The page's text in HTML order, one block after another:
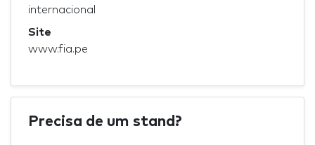
internacional
Site
www.fia.pe
Precisa de um stand?